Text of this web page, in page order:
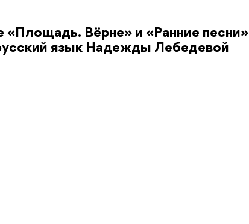
«Площадь. Вёрне» и «Ранние песни»
язык Надежды Лебедевой